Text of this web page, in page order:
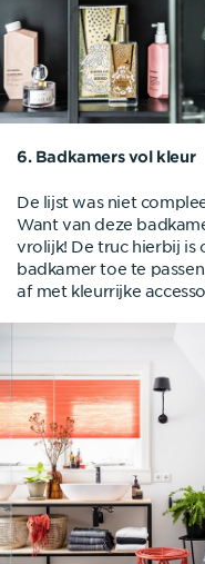
6. Badkamers vol kleur
De lijst was niet
Want van deze
vrolijk! De truc hierbij is
badkamer toe te
af met kleurrijke